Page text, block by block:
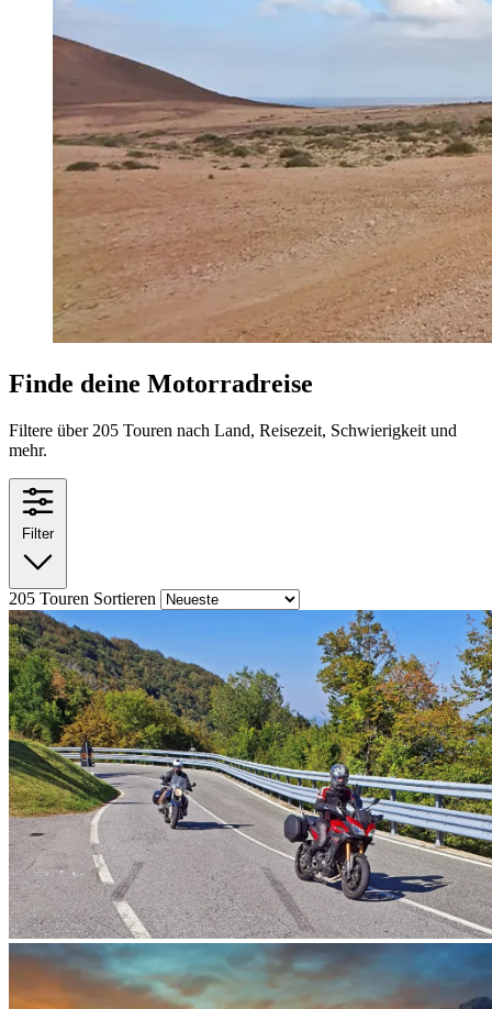
Finde deine Motorradreise
Filtere über 205 Touren nach Land, Reisezeit, Schwierigkeit und
mehr.
Filter
205 Touren Sortieren